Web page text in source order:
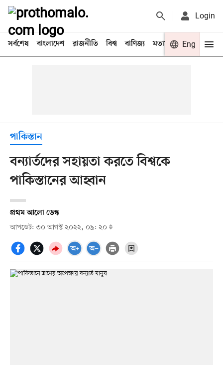
Login
সর্বশেষ বাংলাদেশ রাজনীতি বিশ্ব বাণিজ্য মতামত খেলা
Eng
পাকিস্তান
বন্যার্তদের সহায়তা করতে বিশ্বকে
পাকিস্তানের আহ্বান
প্রথম আলো ডেস্ক
আপডেট: ৩০ আগস্ট ২০২২, ০৯: ২০